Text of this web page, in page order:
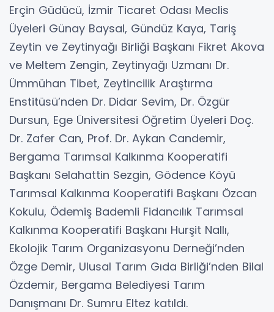
Erçin Güdücü, İzmir Ticaret Odası Meclis
Üyeleri Günay Baysal, Gündüz Kaya, Tariş
Zeytin ve Zeytinyağı Birliği Başkanı Fikret Akova
ve Meltem Zengin, Zeytinyağı Uzmanı Dr.
Ümmühan Tibet, Zeytincilik Araştırma
Enstitüsü’nden Dr. Didar Sevim, Dr. Özgür
Dursun, Ege Üniversitesi Öğretim Üyeleri Doç.
Dr. Zafer Can, Prof. Dr. Aykan Candemir,
Bergama Tarımsal Kalkınma Kooperatifi
Başkanı Selahattin Sezgin, Gödence Köyü
Tarımsal Kalkınma Kooperatifi Başkanı Özcan
Kokulu, Ödemiş Bademli Fidancılık Tarımsal
Kalkınma Kooperatifi Başkanı Hurşit Nallı,
Ekolojik Tarım Organizasyonu Derneği’nden
Özge Demir, Ulusal Tarım Gıda Birliği’nden Bilal
Özdemir, Bergama Belediyesi Tarım
Danışmanı Dr. Sumru Eltez katıldı.